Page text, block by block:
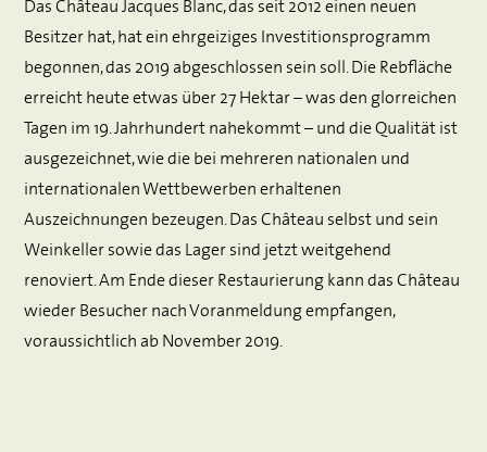
Das Château Jacques Blanc, das seit 2012 einen neuen
Besitzer hat, hat ein ehrgeiziges Investitionsprogramm
begonnen, das 2019 abgeschlossen sein soll. Die Rebfläche
erreicht heute etwas über 27 Hektar – was den glorreichen
Tagen im 19. Jahrhundert nahekommt – und die Qualität ist
ausgezeichnet, wie die bei mehreren nationalen und
internationalen Wettbewerben erhaltenen
Auszeichnungen bezeugen. Das Château selbst und sein
Weinkeller sowie das Lager sind jetzt weitgehend
renoviert. Am Ende dieser Restaurierung kann das Château
wieder Besucher nach Voranmeldung empfangen,
voraussichtlich ab November 2019.